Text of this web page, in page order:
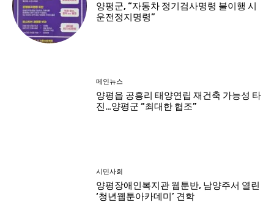
양평군, “자동차 정기검사명령 불이행 시
운전정지명령”
메인뉴스
양평읍 공흥리 태양연립 재건축 가능성 타
진…양평군 “최대한 협조”
시민사회
양평장애인복지관 웹툰반, 남양주서 열린
‘청년웹툰아카데미’ 견학